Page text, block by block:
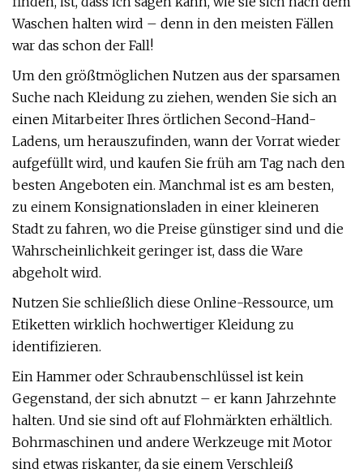
Waschen halten wird – denn in den meisten Fällen
war das schon der Fall!
Um den größtmöglichen Nutzen aus der sparsamen
Suche nach Kleidung zu ziehen, wenden Sie sich an
einen Mitarbeiter Ihres örtlichen Second-Hand-
Ladens, um herauszufinden, wann der Vorrat wieder
aufgefüllt wird, und kaufen Sie früh am Tag nach den
besten Angeboten ein. Manchmal ist es am besten,
zu einem Konsignationsladen in einer kleineren
Stadt zu fahren, wo die Preise günstiger sind und die
Wahrscheinlichkeit geringer ist, dass die Ware
abgeholt wird.
Nutzen Sie schließlich diese Online-Ressource, um
Etiketten wirklich hochwertiger Kleidung zu
identifizieren.
Ein Hammer oder Schraubenschlüssel ist kein
Gegenstand, der sich abnutzt – er kann Jahrzehnte
halten. Und sie sind oft auf Flohmärkten erhältlich.
Bohrmaschinen und andere Werkzeuge mit Motor
sind etwas riskanter, da sie einem Verschleiß